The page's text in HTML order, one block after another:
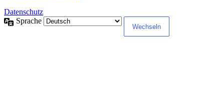
Datenschutz
Sprache